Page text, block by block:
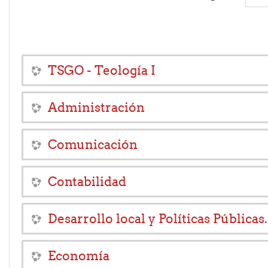
TSGO - Teología I
Administración
Comunicación
Contabilidad
Desarrollo local y Políticas Públicas.
Economía